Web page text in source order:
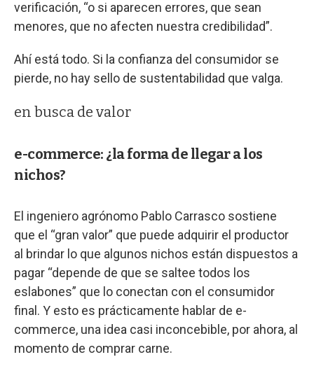
verificación, “o si aparecen errores, que sean
menores, que no afecten nuestra credibilidad”.
Ahí está todo. Si la confianza del consumidor se
pierde, no hay sello de sustentabilidad que valga.
en busca de valor
e-commerce: ¿la forma de llegar a los
nichos?
El ingeniero agrónomo Pablo Carrasco sostiene
que el “gran valor” que puede adquirir el productor
al brindar lo que algunos nichos están dispuestos a
pagar “depende de que se saltee todos los
eslabones” que lo conectan con el consumidor
final. Y esto es prácticamente hablar de e-
commerce, una idea casi inconcebible, por ahora, al
momento de comprar carne.